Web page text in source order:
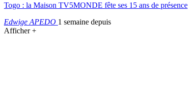
Togo : la Maison TV5MONDE fête ses 15 ans de présence
Edwige APEDO 1 semaine depuis
Afficher +